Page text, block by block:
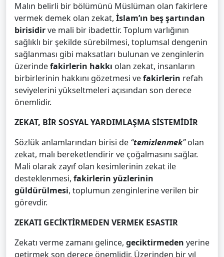
Malın belirli bir bölümünü Müslüman olan fakirlere
vermek demek olan zekat, İslam’ın beş şartından
birisidirve mali bir ibadettir. Toplum varlığının
sağlıklı bir şekilde sürebilmesi, toplumsal dengenin
sağlanması gibi maksatları bulunan ve zenginlerin
üzerindefakirlerin hakkı olan zekat, insanların
birbirlerinin hakkını gözetmesi vefakirlerin refah
seviyelerini yükseltmeleri açısından son derece
önemlidir.
ZEKAT, BİR SOSYAL YARDIMLAŞMA SİSTEMİDİR
Sözlük anlamlarından birisi de “temizlenmek”olan
zekat, malı bereketlendirir ve çoğalmasını sağlar.
Mali olarak zayıf olan kesimlerinin zekat ile
desteklenmesi, fakirlerin yüzlerinin
güldürülmesi, toplumun zenginlerine verilen bir
görevdir.
ZEKATI GECİKTİRMEDEN VERMEK ESASTIR
Zekatı verme zamanı gelince, geciktirmeden yerine
getirmek son derece önemlidir. Üzerinden bir yıl